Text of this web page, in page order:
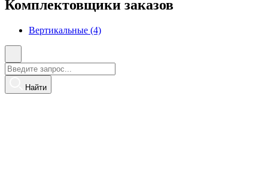
Комплектовщики заказов
Вертикальные (4)
Найти